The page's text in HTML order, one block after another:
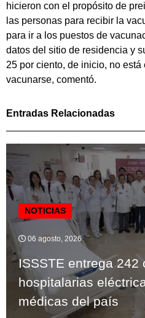
hicieron con el propósito de
las personas para recibir la
para ir a los puestos de
datos del sitio de residencia y
25 por ciento, de inicio, no
vacunarse, comentó.
Entradas Relacionadas
NOTICIAS
06 agosto, 2026
ISSSTE entrega 242
hospitalarias
médicas del país